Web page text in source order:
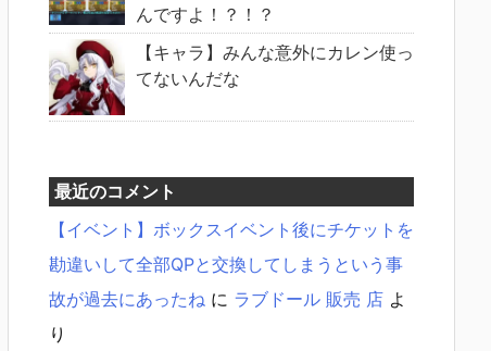
んですよ！？！？
【キャラ】みんな意外にカレン使っ
てないんだな
最近のコメント
【イベント】ボックスイベント後にチケットを
勘違いして全部QPと交換してしまうという事
故が過去にあったね に ラブドール 販売 店 よ
り